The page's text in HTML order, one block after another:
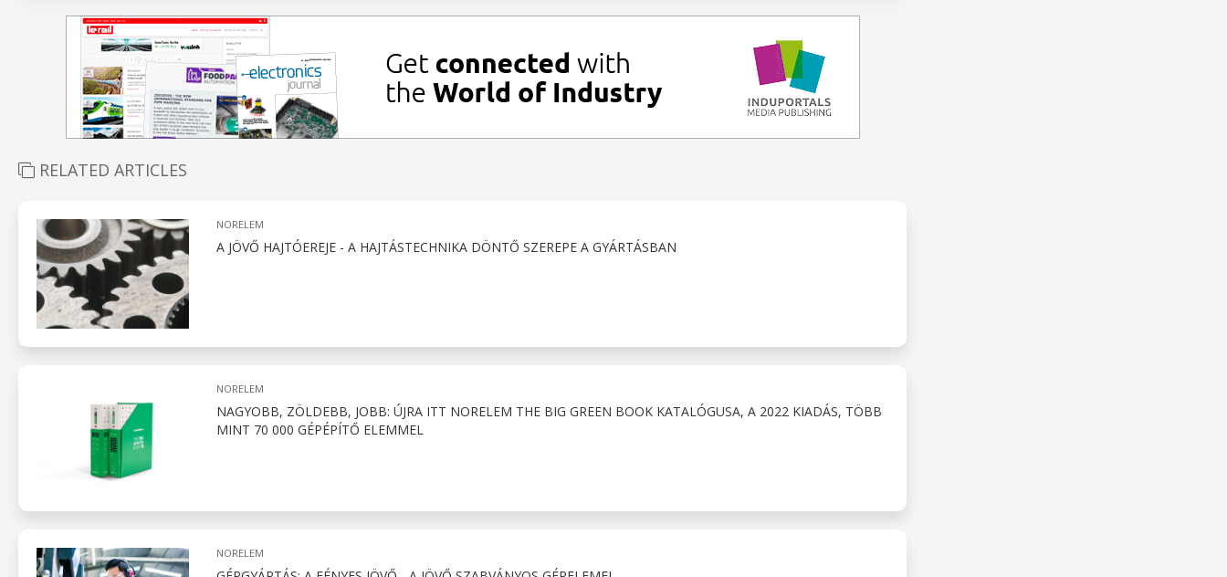
RELATED ARTICLES
NORELEM
A JÖVŐ HAJTÓEREJE - A HAJTÁSTECHNIKA DÖNTŐ SZEREPE A GYÁRTÁSBAN
NORELEM
NAGYOBB, ZÖLDEBB, JOBB: ÚJRA ITT NORELEM THE BIG GREEN BOOK KATALÓGUSA, A 2022 KIADÁS, TÖBB
MINT 70 000 GÉPÉPÍTŐ ELEMMEL
NORELEM